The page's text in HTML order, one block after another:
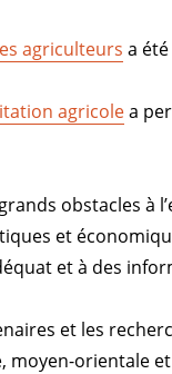
agriculteurs a
agricolea
obstacles à
et
et à des
et les
moyen-orientale